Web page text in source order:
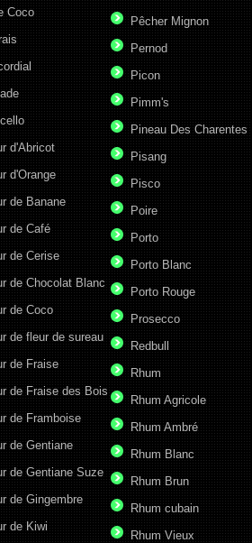
Coco
d'Abricot
d'Orange
de Banane
de Café
de Cerise
de Chocolat Blanc
de Coco
de fleur de sureau
de Fraise
de Fraise des Bois
de Framboise
de Gentiane
de Gentiane Suze
de Gingembre
de Kiwi
Pêcher Mignon
Pernod
Picon
Pimm's
Pineau Des Charentes
Pisang
Pisco
Poire
Porto
Porto Blanc
Porto Rouge
Prosecco
Redbull
Rhum
Rhum Agricole
Rhum Ambré
Rhum Blanc
Rhum Brun
Rhum cubain
Rhum Vieux